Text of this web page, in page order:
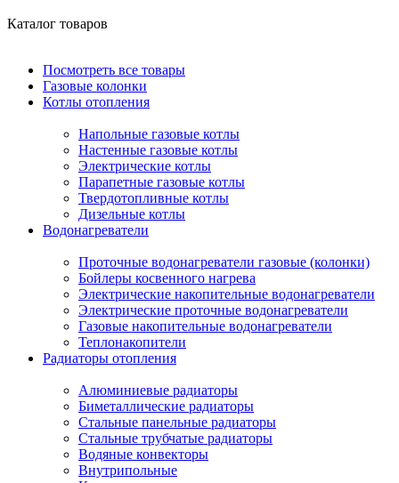
Каталог товаров
Посмотреть все товары
Газовые колонки
Котлы отопления
Напольные газовые котлы
Настенные газовые котлы
Электрические котлы
Парапетные газовые котлы
Твердотопливные котлы
Дизельные котлы
Водонагреватели
Проточные водонагреватели газовые (колонки)
Бойлеры косвенного нагрева
Электрические накопительные водонагреватели
Электрические проточные водонагреватели
Газовые накопительные водонагреватели
Теплонакопители
Радиаторы отопления
Алюминиевые радиаторы
Биметаллические радиаторы
Стальные панельные радиаторы
Стальные трубчатые радиаторы
Водяные конвекторы
Внутрипольные